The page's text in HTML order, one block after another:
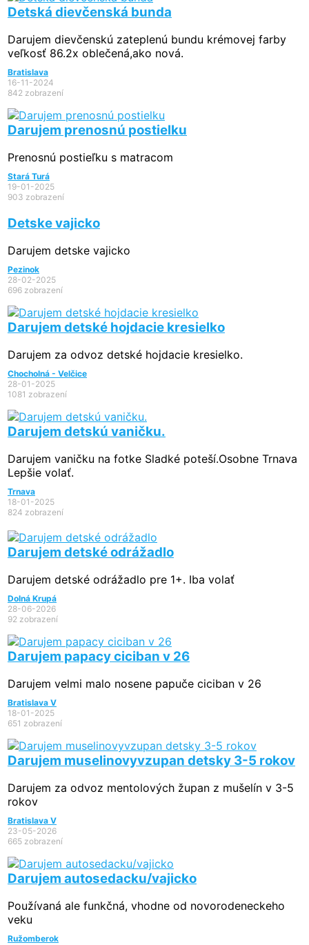
Detská dievčenská bunda
Darujem dievčenskú zateplenú bundu krémovej farby
veľkosť 86.2x oblečená,ako nová.
Bratislava
16-11-2024
842 zobrazení
Darujem prenosnú postielku
Prenosnú postieľku s matracom
Stará Turá
19-01-2025
903 zobrazení
Detske vajicko
Darujem detske vajicko
Pezinok
28-02-2025
696 zobrazení
Darujem detské hojdacie kresielko
Darujem za odvoz detské hojdacie kresielko.
Chocholná - Velčice
28-01-2025
1081 zobrazení
Darujem detskú vaničku.
Darujem vaničku na fotke Sladké poteší.Osobne Trnava
Lepšie volať.
Trnava
18-01-2025
824 zobrazení
Darujem detské odrážadlo
Darujem detské odrážadlo pre 1+. Iba volať
Dolná Krupá
28-06-2026
92 zobrazení
Darujem papacy ciciban v 26
Darujem velmi malo nosene papuče ciciban v 26
Bratislava V
18-01-2025
651 zobrazení
Darujem muselinovyvzupan detsky 3-5 rokov
Darujem za odvoz mentolových župan z mušelín v 3-5
rokov
Bratislava V
23-05-2026
665 zobrazení
Darujem autosedacku/vajicko
Používaná ale funkčná, vhodne od novorodeneckeho
veku
Ružomberok